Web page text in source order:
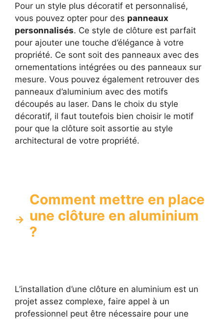
Pour un style plus décoratif et personnalisé,
vous pouvez opter pour des panneaux
personnalisés. Ce style de clôture est parfait
pour ajouter une touche d’élégance à votre
propriété. Ce sont soit des panneaux avec des
ornementations intégrées ou des panneaux sur
mesure. Vous pouvez également retrouver des
panneaux d’aluminium avec des motifs
découpés au laser. Dans le choix du style
décoratif, il faut toutefois bien choisir le motif
pour que la clôture soit assortie au style
architectural de votre propriété.
Comment mettre en place
une clôture en aluminium
?
L’installation d’une clôture en aluminium est un
projet assez complexe, faire appel à un
professionnel peut être nécessaire pour une